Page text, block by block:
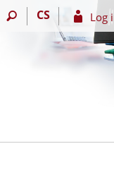
CS Log